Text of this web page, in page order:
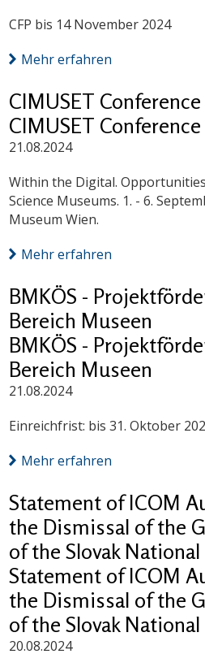
CFP bis 14 November 2024
Mehr erfahren
CIMUSET Conference
CIMUSET Conference
21.08.2024
Within the Digital.
Science Museums. 1. - 6.
Museum Wien.
Mehr erfahren
BMKÖS -
Bereich Museen
BMKÖS -
Bereich Museen
21.08.2024
Einreichfrist: bis 31. Oktober 202
Mehr erfahren
Statement of ICOM
the Dismissal of the
of the Slovak
Statement of ICOM
the Dismissal of the
of the Slovak
20.08.2024